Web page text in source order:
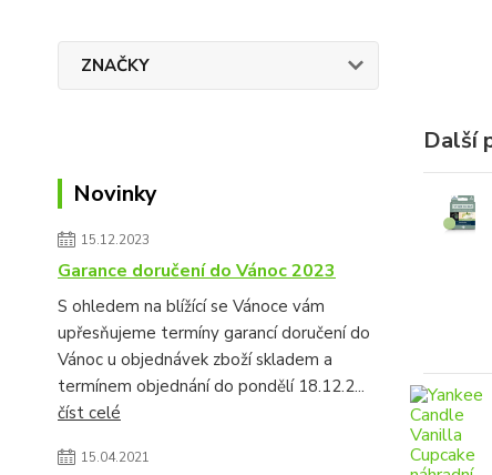
ZNAČKY
Novinky
15.12.2023
Garance doručení do Vánoc 2023
S ohledem na blížící se Vánoce vám
upřesňujeme termíny garancí doručení do
Vánoc u objednávek zboží skladem a
termínem objednání do pondělí 18.12.2...
číst celé
15.04.2021
Další